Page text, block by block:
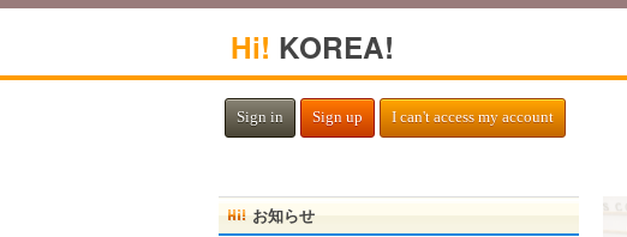
Hi! KOREA!
Sign in Sign up I can't access my account
お知らせ